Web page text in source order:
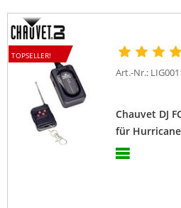
TOPSELLER!
Art.-Nr.:
Chauvet DJ
für